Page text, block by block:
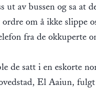
ut av bussen og sa at
om å ikke slippe
fra de okkuperte
de satt i en eskorte
El Aaiun,